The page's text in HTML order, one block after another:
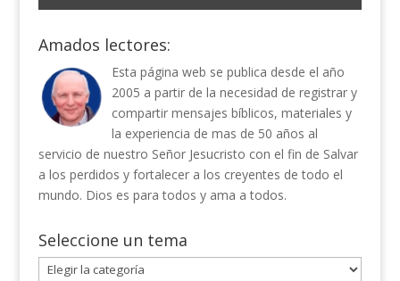
Amados lectores:
Esta página web se publica desde el año
2005 a partir de la necesidad de registrar y
compartir mensajes bíblicos, materiales y
la experiencia de mas de 50 años al
servicio de nuestro Señor Jesucristo con el fin de Salvar
a los perdidos y fortalecer a los creyentes de todo el
mundo. Dios es para todos y ama a todos.
Seleccione un tema
Seleccione